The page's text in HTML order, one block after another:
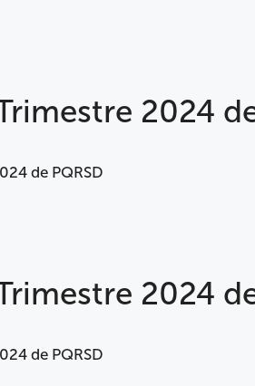
2024
de PQRSD
2024
de PQRSD